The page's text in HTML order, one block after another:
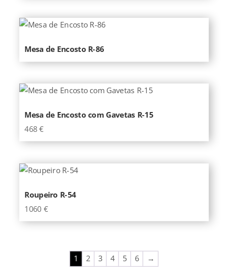
Mesa de Encosto R-86
Mesa de Encosto com Gavetas R-15
468€
Roupeiro R-54
1060 €
1 2 3 4 5 6 →